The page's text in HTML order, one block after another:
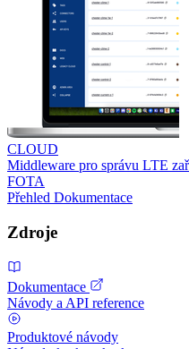
CLOUD
Middleware pro správu LTE
FOTA
Přehled Dokumentace
Zdroje
Dokumentace
Návody a API reference
Produktové návody